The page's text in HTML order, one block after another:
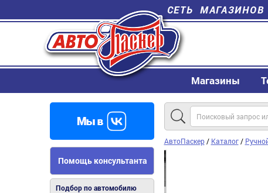
СЕТЬ
Магазины
Помощь консультанта
Подбор по автомобилю
АвтоПаскер/ Каталог/